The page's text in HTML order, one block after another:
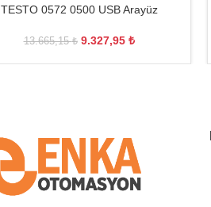
TESTO 0572 0500 USB Arayüz
13.665,15₺ 9.327,95 ₺